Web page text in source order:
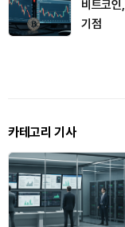
비트코
기점
카테고리 기사